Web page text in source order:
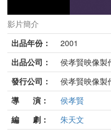
千禧曼波劇照
影片簡介
出品年份：
2001
出品公司：
侯孝賢映像製
發行公司：
侯孝賢映像製
導 演：
侯孝賢
編 劇：
朱天文